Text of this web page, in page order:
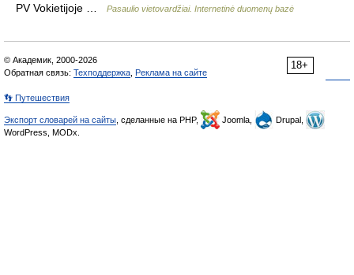
PV Vokietijoje …
Pasaulio vietovardžiai. Internetinė duomenų bazė
18+
© Академик, 2000-2026
Обратная связь: Техподдержка Реклама на сайте
👣 Путешествия
Экспорт словарей на сайты , сделанные на PHP, Joomla,
Drupal,
WordPress, MODx.